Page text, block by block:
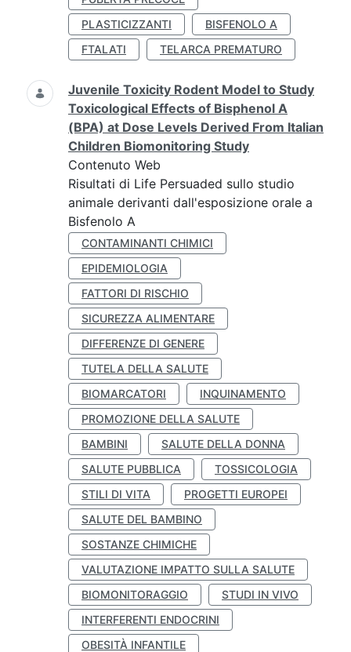
PLASTICIZZANTI
BISFENOLO A
FTALATI
TELARCA PREMATURO
Juvenile Toxicity Rodent Model to Study
Toxicological Effects of Bisphenol A
(BPA) at Dose Levels Derived From Italian
Children Biomonitoring Study
Contenuto Web
Risultati di Life Persuaded sullo studio
animale derivanti dall'esposizione orale a
Bisfenolo A
CONTAMINANTI CHIMICI
EPIDEMIOLOGIA
FATTORI DI RISCHIO
SICUREZZA ALIMENTARE
DIFFERENZE DI GENERE
TUTELA DELLA SALUTE
BIOMARCATORI
INQUINAMENTO
PROMOZIONE DELLA SALUTE
BAMBINI
SALUTE DELLA DONNA
SALUTE PUBBLICA
TOSSICOLOGIA
STILI DI VITA
PROGETTI EUROPEI
SALUTE DEL BAMBINO
SOSTANZE CHIMICHE
VALUTAZIONE IMPATTO SULLA SALUTE
BIOMONITORAGGIO
STUDI IN VIVO
INTERFERENTI ENDOCRINI
OBESITÀ INFANTILE